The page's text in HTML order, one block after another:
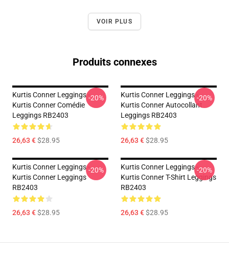
VOIR PLUS
Produits connexes
Kurtis Conner Leggings -
Kurtis Conner Comédie
Leggings RB2403
26,63 €$28.95
-20%
Kurtis Conner Leggings -
Kurtis Conner Autocollant
Leggings RB2403
26,63 €$28.95
-20%
Kurtis Conner Leggings -
Kurtis Conner Leggings
RB2403
26,63 €$28.95
-20%
Kurtis Conner Leggings -
Kurtis Conner T-Shirt Leggings
RB2403
26,63 €$28.95
-20%